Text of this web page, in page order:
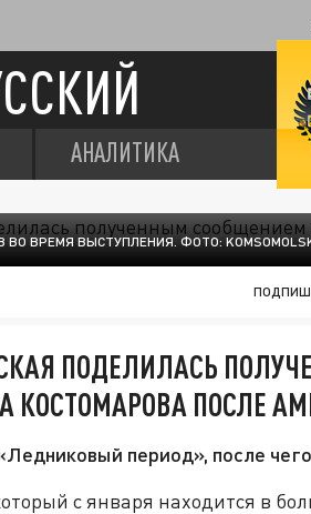
АНАЛИТИКА
ВЫСТУПЛЕНИЯ. ФОТО:
ПОДЕЛИЛАСЬ
КОСТОМАРОВА ПОСЛЕ
период», после
с января находится в